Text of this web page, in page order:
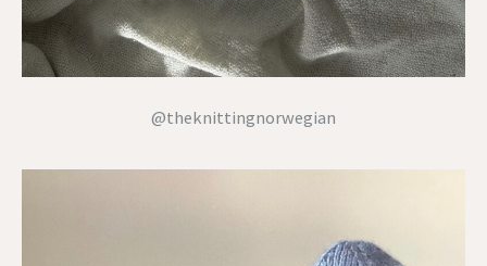
@theknittingnorwegian